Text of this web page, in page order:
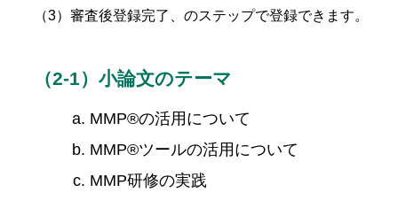
（3）審査後登録完了、 のステップで登録できます。
（2-1）小論文のテーマ
MMP®の活用について
MMP®ツールの活用について
MMP研修の実践